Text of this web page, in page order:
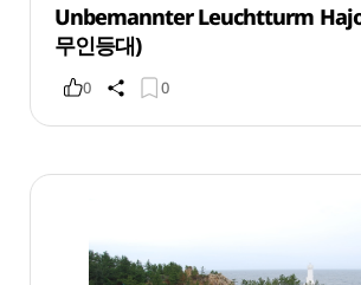
Unbemannter Leuchtturm
무인등대)
0 0